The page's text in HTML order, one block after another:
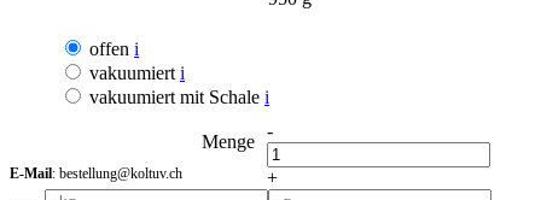
offen i
vakuumiert i
vakuumiert mit Schale i
-
+
Menge
E-Mail: bestellung@koltuv.ch